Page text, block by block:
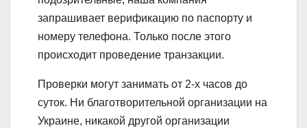
запрашивает верификацию по паспорту и
номеру телефона. Только после этого
происходит проведение транзакции.
Проверки могут занимать от 2-х часов до
суток. Ни благотворительной организации на
Украине, никакой другой организации